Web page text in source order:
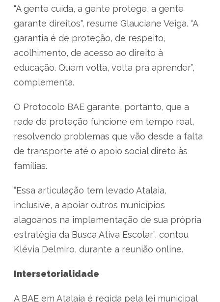
"A gente cuida, a gente protege, a gente
garante direitos", resume Glauciane Veiga. “A
garantia é de proteção, de respeito,
acolhimento, de acesso ao direito à
educação. Quem volta, volta pra aprender”,
complementa.
O Protocolo BAE garante, portanto, que a
rede de proteção funcione em tempo real,
resolvendo problemas que vão desde a falta
de transporte até o apoio social direto às
famílias.
“Essa articulação tem levado Atalaia,
inclusive, a apoiar outros municípios
alagoanos na implementação de sua própria
estratégia da Busca Ativa Escolar”, contou
Klévia Delmiro, durante a reunião online.
Intersetorialidade
A BAE em Atalaia é regida pela lei municipal